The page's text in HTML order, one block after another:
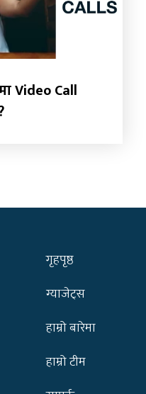
Video Call
गृहपृष्ठ
ग्याजेट्स
हाम्रो बारेमा
हाम्रो टीम